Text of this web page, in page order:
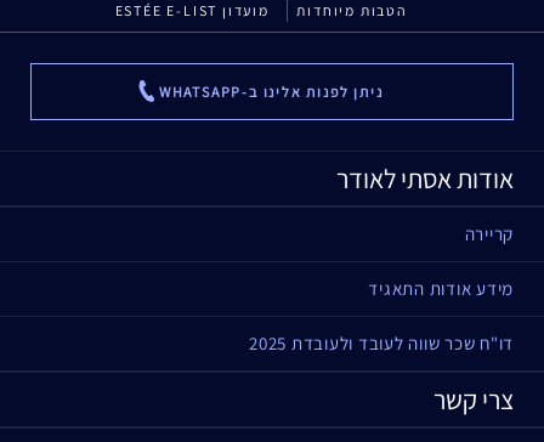
הטבות מיוחדות מועדון ESTÉE E-LIST
ניתן לפנות אלינו ב-WHATSAPP ...
אודות אסתי לאודר
קריירה
מידע אודות התאגיד
דו"ח שכר שווה לעובד ולעובדת 2025
צרי קשר